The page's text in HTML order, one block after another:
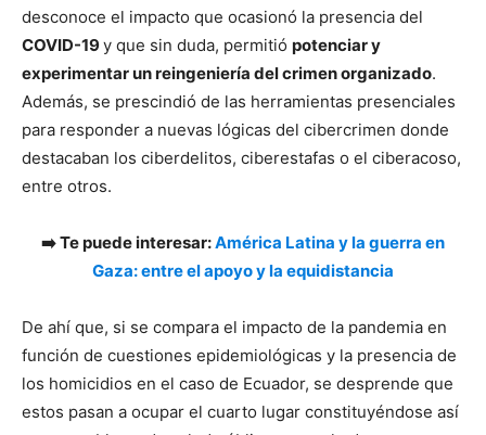
desconoce el impacto que ocasionó la presencia del
COVID-19y que sin duda, permitió potenciar y
experimentar un reingeniería del crimen organizado.
Además, se prescindió de las herramientas presenciales
para responder a nuevas lógicas del cibercrimen donde
destacaban los ciberdelitos, ciberestafas o el ciberacoso,
entre otros.
➡️ Te puede interesar:América Latina y la guerra en
Gaza: entre el apoyo y la equidistancia
De ahí que, si se compara el impacto de la pandemia en
función de cuestiones epidemiológicas y la presencia de
los homicidios en el caso de Ecuador, se desprende que
estos pasan a ocupar el cuarto lugar constituyéndose así